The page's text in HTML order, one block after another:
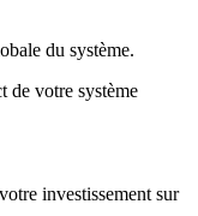
du système.
de votre système
investissement sur